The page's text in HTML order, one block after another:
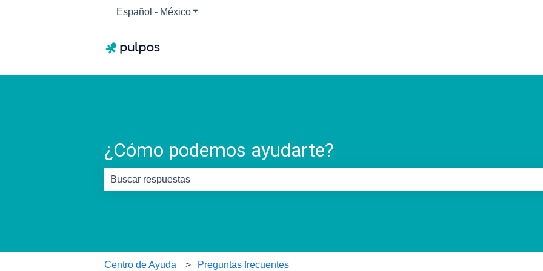
Español - MéxicoTraducciones de Mostrar submenú para
¿Cómo podemos ayudarte?
Centro de Ayuda Preguntas frecuentes